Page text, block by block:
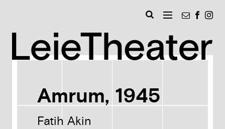
MENU
Amrum, 1945
Fatih Akin